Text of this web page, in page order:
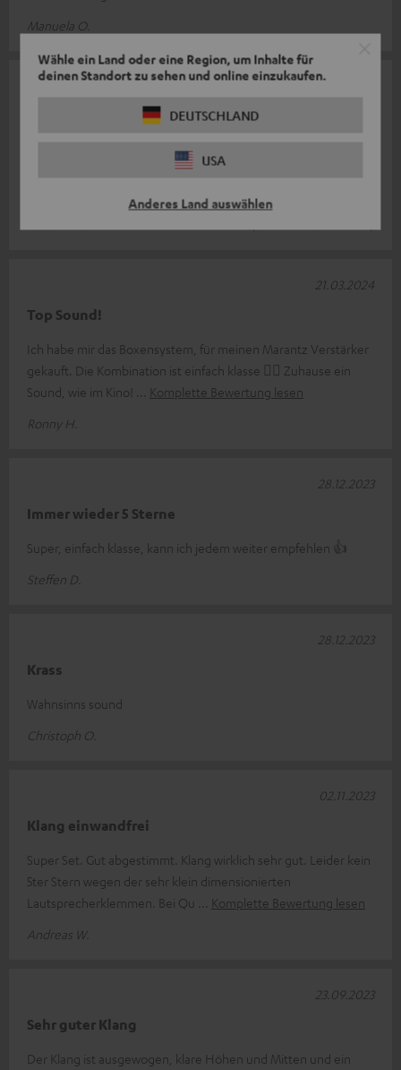
Wähle ein Land oder eine Region, um Inhalte für
deinen Standort zu sehen und online einzukaufen.
DEUTSCHLAND
USA
Anderes Land auswählen
Manuela O.
Ich finde das Produkt wirklich gut – der Klang ist hervorragend,
und ich hätte nicht gedacht, dass es mit so kleinen
12.05.2026
Top Sound!
Ich habe mir das Boxensystem, für meinen Marantz Verstärker
gekauft. Die Kombination ist einfach klasse 👍🏼 Zuhause ein
Sound, wie im Kino!
Komplette Bewertung lesen
Ronny H.
21.03.2024
Immer wieder 5 Sterne
Super, einfach klasse, kann ich jedem weiter empfehlen 👍
Steffen D.
28.12.2023
Krass
Wahnsinns sound
Christoph O.
28.12.2023
Klang einwandfrei
Super Set. Gut abgestimmt. Klang wirklich sehr gut. Leider kein
5ter Stern wegen der sehr klein dimensionierten
Lautsprecherklemmen. Bei Qu
Komplette Bewertung lesen
Andreas W.
02.11.2023
Sehr guter Klang
Der Klang ist ausgewogen, klare Höhen und Mitten und ein
23.09.2023